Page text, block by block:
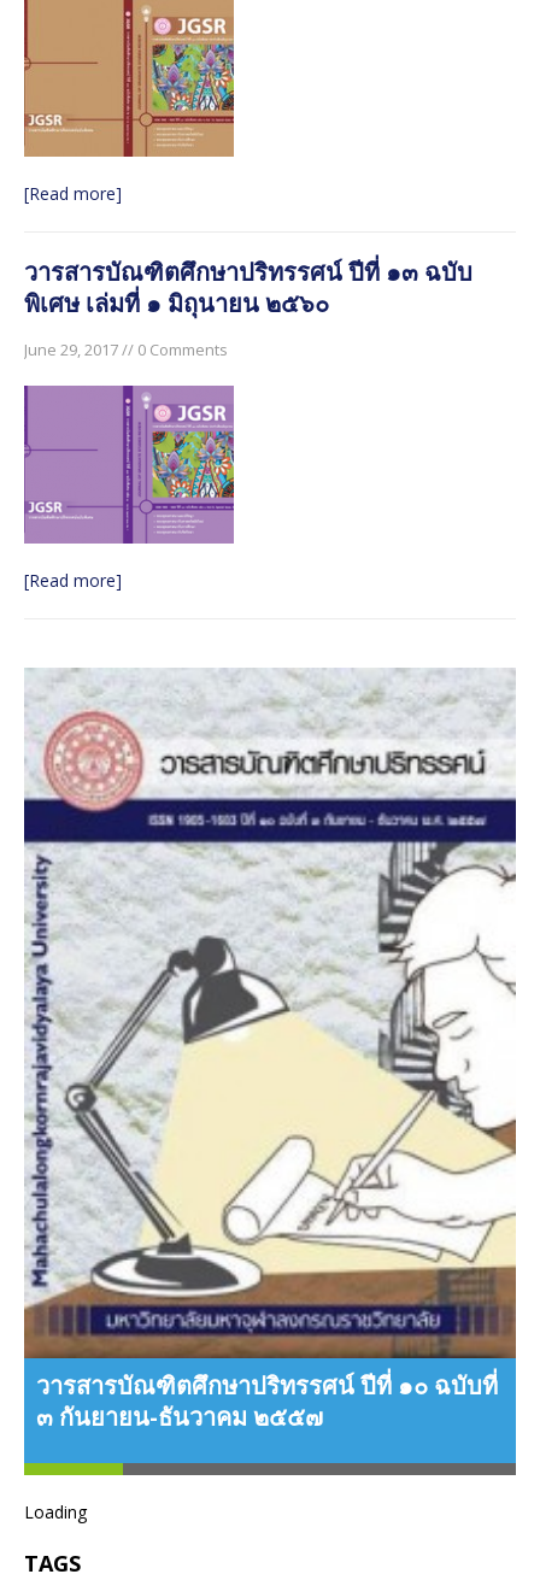
[Read more]
วารสารบัณฑิตศึกษาปริทรรศน์ ปีที่ ๑๓ ฉบับ
พิเศษ เล่มที่ ๑ มิถุนายน ๒๕๖๐
June 29, 2017 // 0 Comments
[Read more]
วารสารบัณฑิตศึกษาปริทรรศน์ ปีที่ ๑๐ ฉบับที่
๓ กันยายน-ธันวาคม ๒๕๕๗
Loading
TAGS